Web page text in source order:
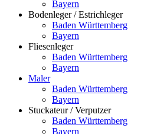
Bayern
Bodenleger / Estrichleger
Baden Württemberg
Bayern
Fliesenleger
Baden Württemberg
Bayern
Maler
Baden Württemberg
Bayern
Stuckateur / Verputzer
Baden Württemberg
Bayern